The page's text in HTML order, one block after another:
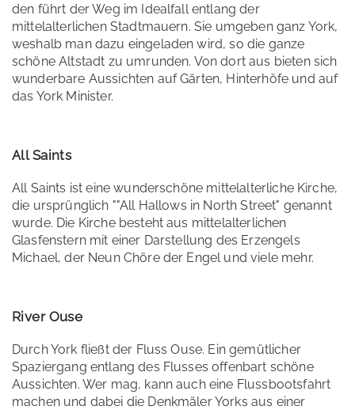
den führt der Weg im Idealfall entlang der
mittelalterlichen Stadtmauern. Sie umgeben ganz York,
weshalb man dazu eingeladen wird, so die ganze
schöne Altstadt zu umrunden. Von dort aus bieten sich
wunderbare Aussichten auf Gärten, Hinterhöfe und auf
das York Minister.
All Saints
All Saints ist eine wunderschöne mittelalterliche Kirche,
die ursprünglich ""All Hallows in North Street" genannt
wurde. Die Kirche besteht aus mittelalterlichen
Glasfenstern mit einer Darstellung des Erzengels
Michael, der Neun Chöre der Engel und viele mehr.
River Ouse
Durch York fließt der Fluss Ouse. Ein gemütlicher
Spaziergang entlang des Flusses offenbart schöne
Aussichten. Wer mag, kann auch eine Flussbootsfahrt
machen und dabei die Denkmäler Yorks aus einer